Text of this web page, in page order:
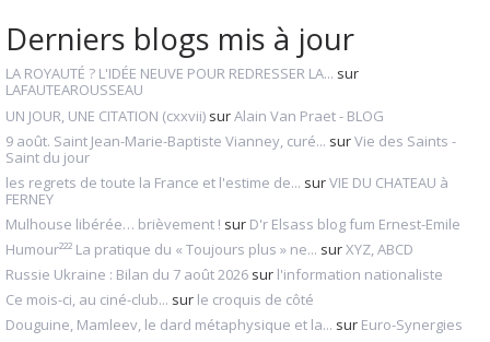
Derniers blogs mis à jour
LA ROYAUTÉ ? L'IDÉE NEUVE POUR REDRESSER LA... sur
LAFAUTEAROUSSEAU
UN JOUR, UNE CITATION (cxxvii) surAlain Van Praet - BLOG
9 août. Saint Jean-Marie-Baptiste Vianney, curé... surVie des Saints -
Saint du jour
les regrets de toute la France et l'estime de... surVIE DU CHATEAU à
FERNEY
Mulhouse libérée… brièvement ! sur D'r Elsass blog fum Ernest-Emile
Humour²²² La pratique du « Toujours plus » ne... surXYZ, ABCD
Russie Ukraine : Bilan du 7 août 2026 sur l'information nationaliste
Ce mois-ci, au ciné-club... sur le croquis de côté
Douguine, Mamleev, le dard métaphysique et la... sur Euro-Synergies